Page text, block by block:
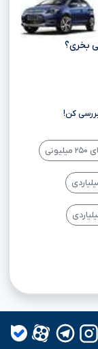
بخری؟
کن!